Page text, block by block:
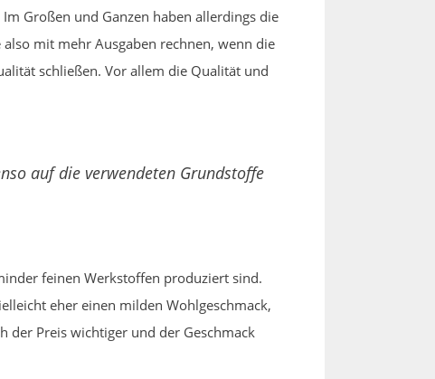
Großen und Ganzen haben allerdings die
mit mehr Ausgaben rechnen, wenn die
schließen. Vor allem die Qualität und
auf die verwendeten Grundstoffe
feinen Werkstoffen produziert sind.
eher einen milden Wohlgeschmack,
der Preis wichtiger und der Geschmack